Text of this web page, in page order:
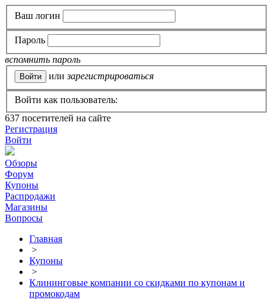
Ваш логин
Пароль
вспомнить пароль
или зарегистрироваться
Войти как пользователь:
637 посетителей на сайте
Регистрация
Войти
Обзоры
Форум
Купоны
Распродажи
Магазины
Вопросы
Главная
>
Купоны
>
Клининговые компании со скидками по купонам и
промокодам